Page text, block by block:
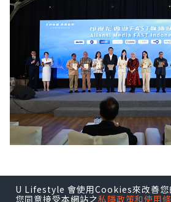
印尼FAST媒體聯盟由
U Lifestyle 會使用Cookies來改善您
您同意接受本網站之私隱政策和使用